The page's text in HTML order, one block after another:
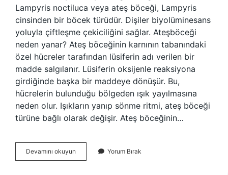
Lampyris noctiluca veya ateş böceği, Lampyris
cinsinden bir böcek türüdür. Dişiler biyolüminesans
yoluyla çiftleşme çekiciliğini sağlar. Ateşböceği
neden yanar? Ateş böceğinin karnının tabanındaki
özel hücreler tarafından lüsiferin adı verilen bir
madde salgılanır. Lüsiferin oksijenle reaksiyona
girdiğinde başka bir maddeye dönüşür. Bu,
hücrelerin bulunduğu bölgeden ışık yayılmasına
neden olur. Işıkların yanıp sönme ritmi, ateş böceği
türüne bağlı olarak değişir. Ateş böceğinin…
Devamını okuyun
Böceği
Yorum Bırak